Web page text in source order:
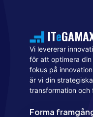
ITe
Vi levererar
för att optimera
fokus på
är vi din
transformation och
Forma